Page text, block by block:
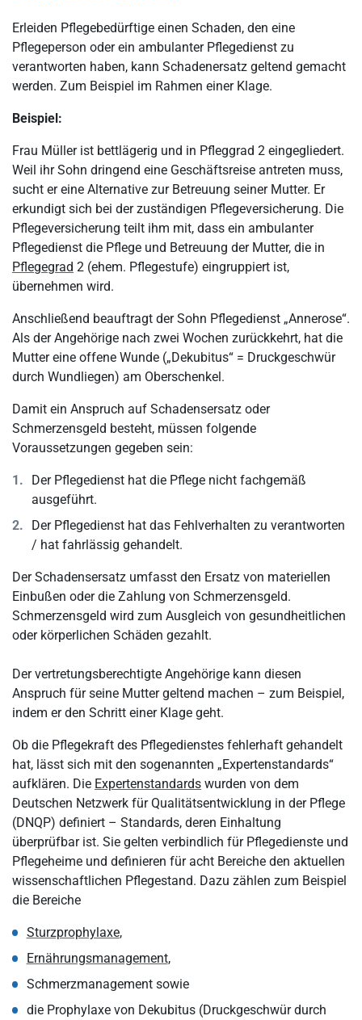
Erleiden Pflegebedürftige einen Schaden, den eine
Pflegeperson oder ein ambulanter Pflegedienst zu
verantworten haben, kann Schadenersatz geltend gemacht
werden. Zum Beispiel im Rahmen einer Klage.
Beispiel:
Frau Müller ist bettlägerig und in Pfleggrad 2 eingegliedert.
Weil ihr Sohn dringend eine Geschäftsreise antreten muss,
sucht er eine Alternative zur Betreuung seiner Mutter. Er
erkundigt sich bei der zuständigen Pflegeversicherung. Die
Pflegeversicherung teilt ihm mit, dass ein ambulanter
Pflegedienst die Pflege und Betreuung der Mutter, die in
Pflegegrad 2 (ehem. Pflegestufe) eingruppiert ist,
übernehmen wird.
Anschließend beauftragt der Sohn Pflegedienst „Annerose“.
Als der Angehörige nach zwei Wochen zurückkehrt, hat die
Mutter eine offene Wunde („Dekubitus“ = Druckgeschwür
durch Wundliegen) am Oberschenkel.
Damit ein Anspruch auf Schadensersatz oder
Schmerzensgeld besteht, müssen folgende
Voraussetzungen gegeben sein:
Der Pflegedienst hat die Pflege nicht fachgemäß
ausgeführt.
Der Pflegedienst hat das Fehlverhalten zu verantworten
/ hat fahrlässig gehandelt.
Der Schadensersatz umfasst den Ersatz von materiellen
Einbußen oder die Zahlung von Schmerzensgeld.
Schmerzensgeld wird zum Ausgleich von gesundheitlichen
oder körperlichen Schäden gezahlt.
Der vertretungsberechtigte Angehörige kann diesen
Anspruch für seine Mutter geltend machen – zum Beispiel,
indem er den Schritt einer Klage geht.
Ob die Pflegekraft des Pflegedienstes fehlerhaft gehandelt
hat, lässt sich mit den sogenannten „Expertenstandards“
aufklären. Die Expertenstandards wurden von dem
Deutschen Netzwerk für Qualitätsentwicklung in der Pflege
(DNQP) definiert – Standards, deren Einhaltung
überprüfbar ist. Sie gelten verbindlich für Pflegedienste und
Pflegeheime und definieren für acht Bereiche den aktuellen
wissenschaftlichen Pflegestand. Dazu zählen zum Beispiel
die Bereiche
Sturzprophylaxe,
Ernährungsmanagement,
Schmerzmanagement sowie
die Prophylaxe von Dekubitus (Druckgeschwür durch